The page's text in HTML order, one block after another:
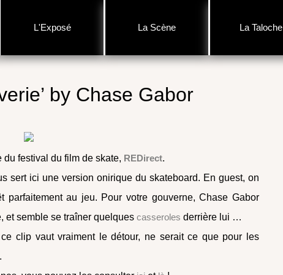
L'Exposé La Scène La Taloche
by Chase Gabor
festival du film de skate, REDirect.
sert ici une version onirique du skateboard. En guest, on
parfaitement au jeu. Pour votre gouverne, Chase Gabor
et semble se traîner quelquescasseroles derrière lui …
clip vaut vraiment le détour, ne serait ce que pour les